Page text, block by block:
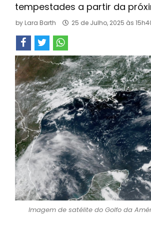
tempestades a partir da
by Lara Barth 25 de Julho, 2025 às
Imagem de satélite do Golfo da